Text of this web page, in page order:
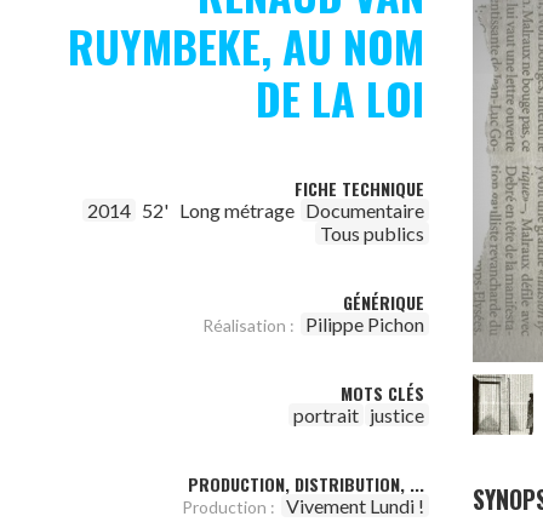
RUYMBEKE, AU NOM
DE LA LOI
FICHE TECHNIQUE
2014 52' Long métrage Documentaire
Tous publics
GÉNÉRIQUE
Réalisation : Pilippe Pichon
MOTS CLÉS
portrait justice
PRODUCTION, DISTRIBUTION, ...
Production : Vivement Lundi !